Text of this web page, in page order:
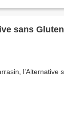
sans Gluten